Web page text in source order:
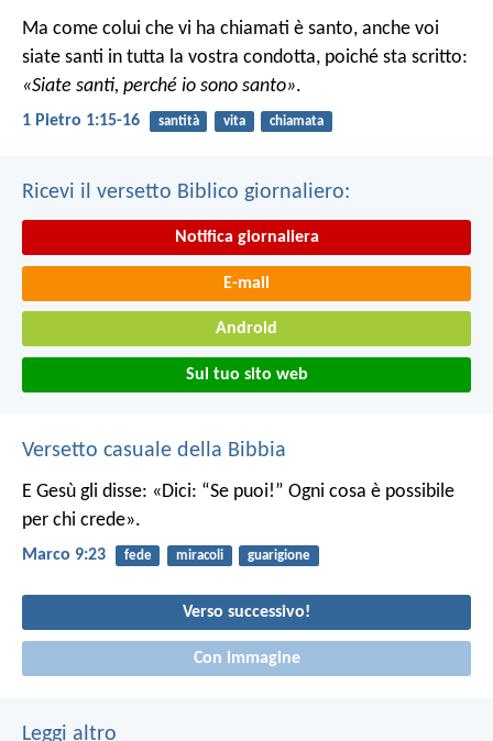
Ma come colui che vi ha chiamati è santo, anche voi
siate santi in tutta la vostra condotta, poiché sta scritto:
«Siate santi, perché io sono santo».
1 Pietro 1:15-16 santità vita chiamata
Ricevi il versetto Biblico giornaliero:
Notifica giornaliera
E-mail
Android
Sul tuo sito web
Versetto casuale della Bibbia
E Gesù gli disse: «Dici: “Se puoi!” Ogni cosa è possibile
per chi crede».
Marco 9:23 fede miracoli guarigione
Verso successivo!
Con immagine
Leggi altro